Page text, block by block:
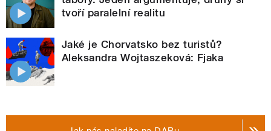
tvoří paralelní realitu
Jaké je Chorvatsko bez turistů?
Aleksandra Wojtaszeková: Fjaka